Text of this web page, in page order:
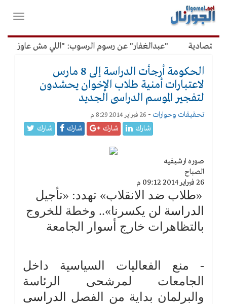
القائمة
الرئيسية
فتح
"عبدالغفار" عن رسوم الرسوب: "اللي مش عاوز يتعلم
الحكومة أرجأت الدراسة إلى 8 مارس
لاعتبارات أمنية طلاب الإخوان يحشدون
لتفجير الموسم الدراسى الجديد
تحقيقات وحوارات - 26 فبراير 2014 8:29 م
شارك شارك شارك شارك
صوره ارشيفيه
الصباح
26 فبراير 2014 09:12 م
«طلاب ضد الانقلاب» تهدد: «تأجيل
الدراسة لن يكسرنا».. وخطة للخروج
بالتظاهرات خارج أسوار الجامعة
- منع الفعاليات السياسية داخل
الجامعات لمرشحى الرئاسة
والبرلمان بداية من الفصل
الدراسى